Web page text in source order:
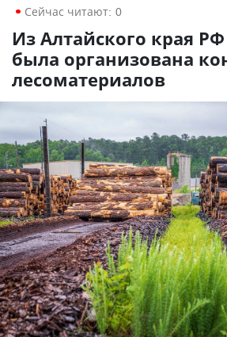
Сейчас читают: 0
Из Алтайского края РФ
была организована
лесоматериалов